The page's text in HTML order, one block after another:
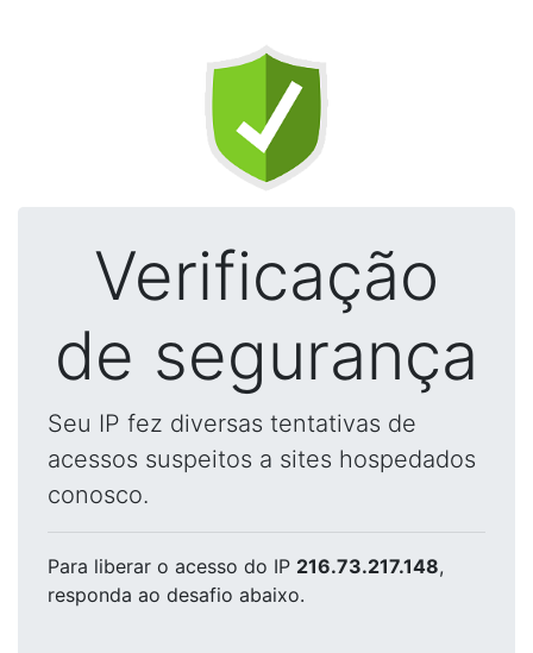
Verificação
de segurança
Seu IP fez diversas tentativas de
acessos suspeitos a sites hospedados
conosco.
Para liberar o acesso do IP 216.73.217.148,
responda ao desafio abaixo.